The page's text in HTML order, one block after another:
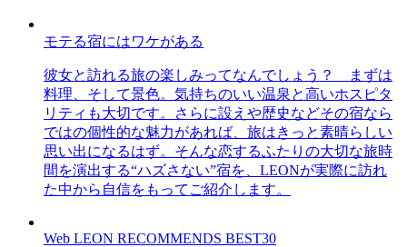
モテる宿にはワケがある
彼女と訪れる旅の楽しみってなんでしょう？ まずは
料理、そして景色。気持ちのいい温泉と高いホスピタ
リティも大切です。さらに設えや歴史などその宿なら
ではの個性的な魅力があれば、旅はきっと素晴らしい
思い出になるはず。そんな恋するふたりの大切な旅時
間を演出する“ハズさない”宿を、LEONが実際に訪れ
た中から自信をもってご紹介します。
Web LEON RECOMMENDS BEST30